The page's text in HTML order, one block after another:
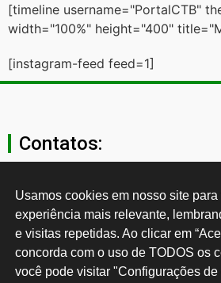
[timeline username="PortalCTB"
width="100%" height="400"
[instagram-feed feed=1]
Contatos:
11 3874-0040
Rua Cardoso de Almeida, 1843,
Brasil CEP:
Usamos cookies em nosso site para
experiência mais relevante,
e visitas repetidas. Ao clicar em
concorda com o uso de TODOS os
você pode visitar "Configurações